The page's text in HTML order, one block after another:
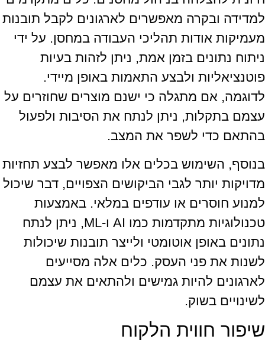
למדידה ובקרה מאפשרים לארגונים לקבל תובנות
מעמיקות אודות תהליכי העבודה במחסן. על ידי
ניתוח נתונים בזמן אמת, ניתן לזהות בעיות
פוטנציאליות ולבצע התאמות באופן מיידי.
לדוגמה, אם מתגלה כי ישנם מוצרים שחוזרים על
עצמם בתקלות, ניתן לנתח את הסיבות ולפעול
בהתאם כדי לשפר את המצב.
בנוסף, השימוש בכלים אלו מאפשר לבצע תחזיות
מדויקות יותר לגבי הביקושים הצפויים, דבר שיכול
למנוע חוסרים או עודפים במלאי. באמצעות
טכנולוגיות מתקדמות כמו AI ו-ML, ניתן לנתח
נתונים באופן אוטומטי ולייצר תובנות שיכולות
לשנות את פני העסק. כלים אלה מסייעים
לארגונים להיות גמישים ולהתאים את עצמם
לשינויים בשוק.
שיפור חווית הלקוח